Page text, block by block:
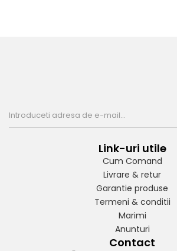
Link-uri utile
Cum Comand
Livrare & retur
Garantie produse
Termeni & conditii
Marimi
Anunturi
Contact